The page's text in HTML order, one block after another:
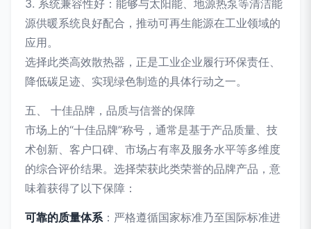
3. 系统兼容性好：能够与太阳能、地源热泵等清洁能
源供暖系统良好配合，推动可再生能源在工业领域的
应用。
选择此类高效散热器，正是工业企业履行环保责任、
降低碳足迹、实现绿色制造的具体行动之一。
五、 十佳品牌，品质与信誉的保障
市场上的“十佳品牌”称号，通常是基于产品质量、技
术创新、客户口碑、市场占有率及服务水平等多维度
的综合评价结果。选择荣获此类荣誉的品牌产品，意
味着获得了以下保障：
可靠的质量体系：严格遵循国家标准乃至国际标准进